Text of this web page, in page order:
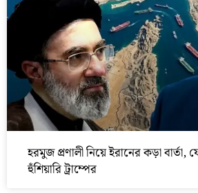
হরমুজ প্রণালী নিয়ে ইরানের কড়া বার্তা,
হুঁশিয়ারি ট্রাম্পের